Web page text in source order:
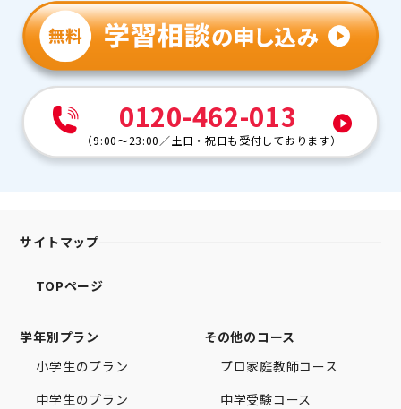
0120-462-013
（9:00～23:00 ／土日・祝日も受付しております）
サイトマップ
TOPページ
学年別プラン
小学生のプラン
中学生のプラン
その他のコース
プロ家庭教師コース
中学受験コース